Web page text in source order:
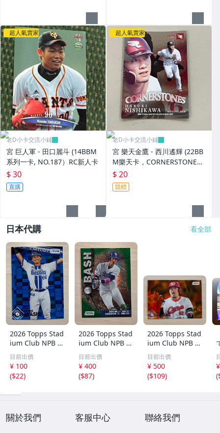
超人氣賣家
老D小卡交流小鋪
宮 巨人軍 - 田口麗斗 (14BBM
系列一卡, NO.187）RC新人卡
$ 30
直購
超人氣賣家
老D小卡交流小鋪
宮 樂天金鷹 - 西川遙輝 (22BB
M樂天卡，CORNERSTONES
特卡，NO.CS8)
$ 20
競標
日本代購 看全部
2026 Topps Stad
ium Club NPB 林
琢真 横浜DeNAベ
イスターズ 150枚
限定 シリアルカ
ード
目前出價
¥ 100
($22)
2026 Topps Stad
ium Club NPB 上
林誠知 BASH 99
シリ パラレルカ
ード 中日ドラゴ
ンズ
目前出價
¥ 400
($87)
2026 Topps Stad
ium Club NPB 広
島東洋カープ 末
包昇大 25枚限定
パラレル
目前出價
¥ 500
($109)
(
關於我們 客服中心 聯絡我們